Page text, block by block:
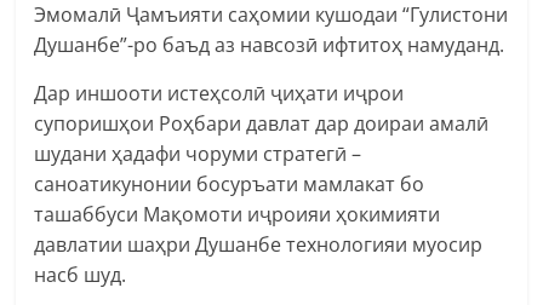
Эмомалӣ Ҷамъияти саҳомии кушодаи “Гулистони
Душанбе”-ро баъд аз навсозӣ ифтитоҳ намуданд.
Дар иншооти истеҳсолӣ ҷиҳати иҷрои
супоришҳои Роҳбари давлат дар доираи амалӣ
шудани ҳадафи чоруми стратегӣ –
саноатикунонии босуръати мамлакат бо
ташаббуси Мақомоти иҷроияи ҳокимияти
давлатии шаҳри Душанбе технологияи муосир
насб шуд.